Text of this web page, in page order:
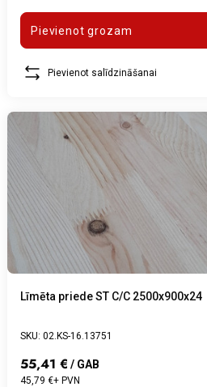
Pievienot grozam
Pievienot salīdzināšanai
Līmēta priede ST C/C 2500x900x24
SKU: 02.KS-16.13751
55,41 € / GAB
45,79 €+ PVN